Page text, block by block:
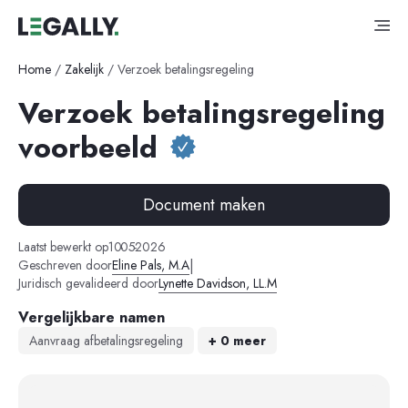
Home / Zakelijk / Verzoek betalingsregeling
Verzoek betalingsregeling
voorbeeld
Document maken
Laatst bewerkt op10-05-2026
Geschreven doorEline Pals, M.A|
Juridisch gevalideerd doorLynette Davidson, LL.M
Vergelijkbare namen
Aanvraag afbetalingsregeling + 0 meer